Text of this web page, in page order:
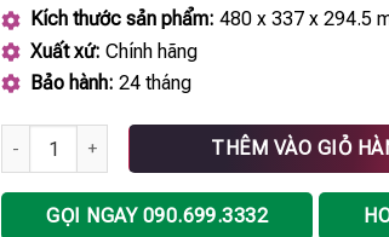
Kích thước sản phẩm: 480 x 337 x 294.5
Xuất xứ: Chính hãng
Bảo hành: 24 tháng
Lò vi sóng ELECTROLUX EMM23K22B số lượng
THÊM VÀO GIỎ
GỌI NGAY 090.699.3332